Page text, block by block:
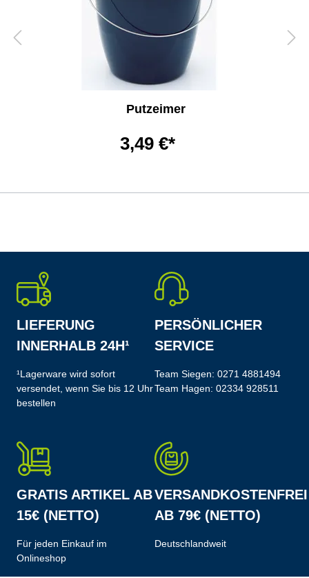
Putzeimer
3,49 €*
LIEFERUNG
INNERHALB 24H¹
¹Lagerware wird sofort
versendet, wenn Sie bis 12 Uhr
bestellen
PERSÖNLICHER
SERVICE
Team Siegen: 0271 4881494
Team Hagen: 02334 928511
GRATIS ARTIKEL AB
15€ (NETTO)
Für jeden Einkauf im
Onlineshop
VERSANDKOSTENFREI
AB 79€ (NETTO)
Deutschlandweit